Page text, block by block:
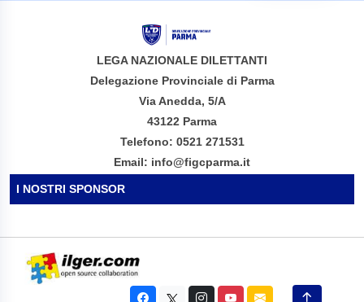
LEGA NAZIONALE DILETTANTI
Delegazione Provinciale di Parma
Via Anedda, 5/A
43122 Parma
Telefono: 0521 271531
Email: info@figcparma.it
I NOSTRI SPONSOR